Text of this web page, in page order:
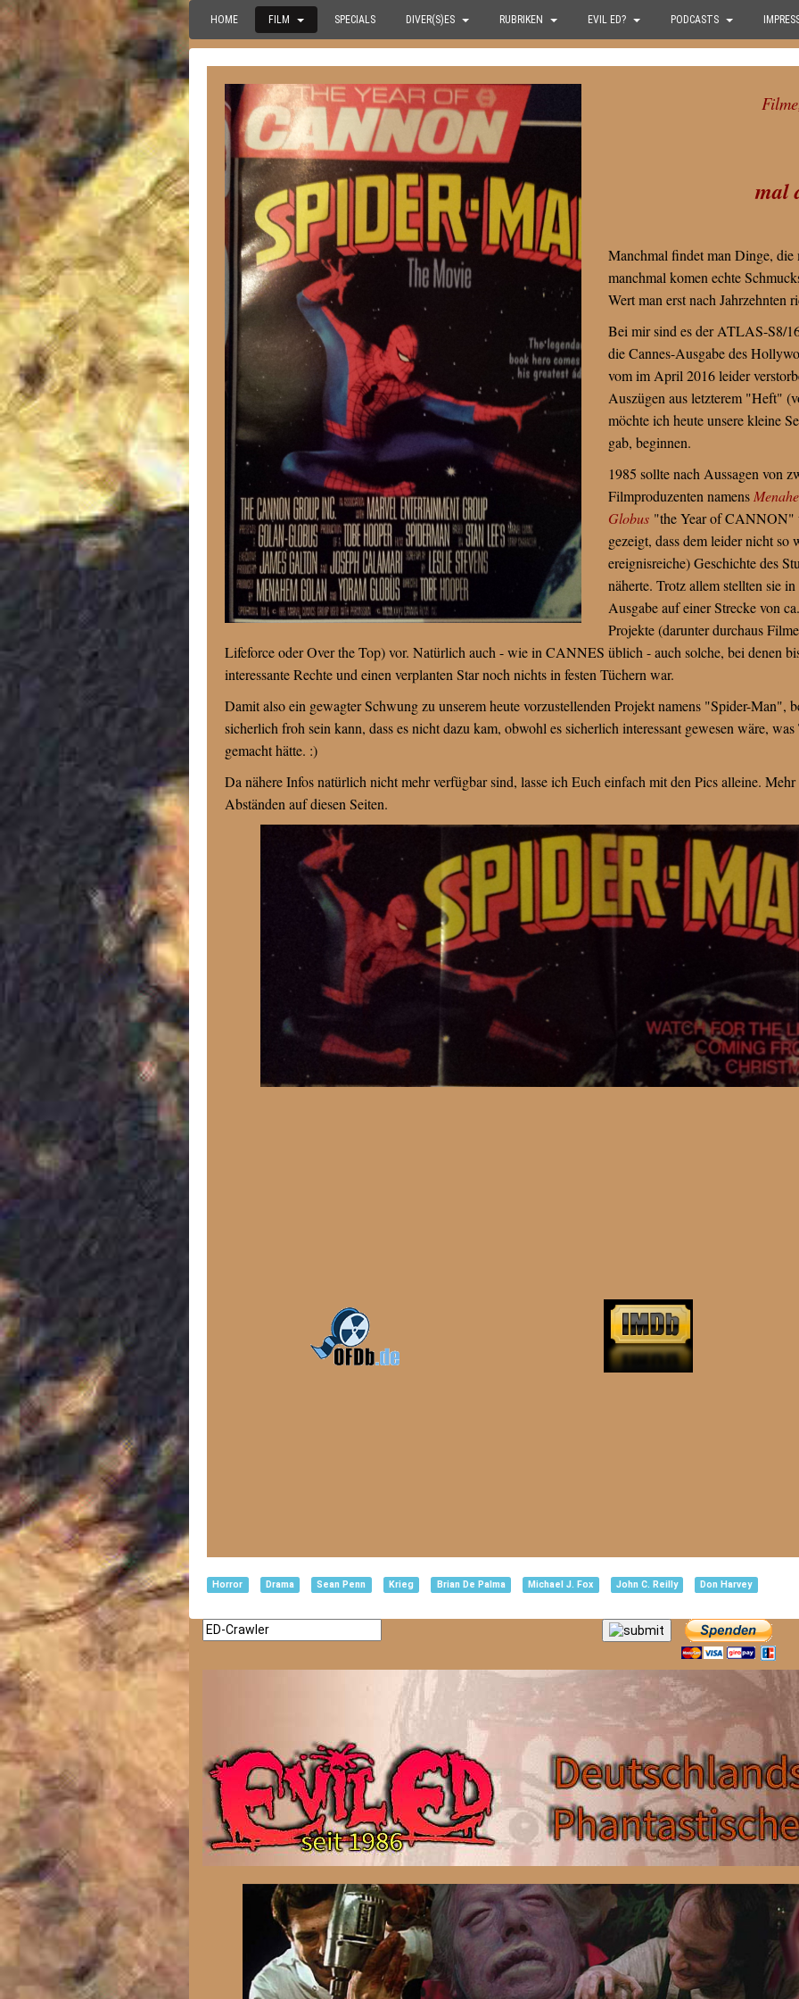
HOME FILM SPECIALS DIVER(S)ES RUBRIKEN EVIL ED? PODCASTS
mal
Manchmal findet man Dinge, die
manchmal komen echte
Wert man erst nach Jahrzehnten
Bei mir sind es der ATLAS-S8/
die Cannes-Ausgabe des
vom im April 2016 leider
Auszügen aus letzterem "Heft"
möchte ich heute unsere kleine
gab, beginnen.
1985 sollte nach Aussagen von
Filmproduzenten namens
Globus "the Year of CANNON"
gezeigt, dass dem leider nicht so
ereignisreiche) Geschichte des
näherte. Trotz allem stellten sie
Ausgabe auf einer Strecke von
Projekte (darunter durchaus
Lifeforce oder Over the Top) vor. Natürlich auch - wie in CANNES üblich - auch solche, bei denen
interessante Rechte und einen verplanten Star noch nichts in festen Tüchern war.
Damit also ein gewagter Schwung zu unserem heute vorzustellenden Projekt namens "Spider-Man",
sicherlich froh sein kann, dass es nicht dazu kam, obwohl es sicherlich interessant gewesen wäre,
gemacht hätte. :)
Da nähere Infos natürlich nicht mehr verfügbar sind, lasse ich Euch einfach mit den Pics alleine.
Abständen auf diesen Seiten.
Horror Drama Sean Penn Krieg Brian De Palma Michael J. Fox John C. Reilly Don Harvey